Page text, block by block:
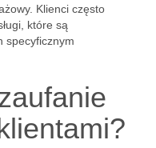
Klienci często
które są
specyficznym